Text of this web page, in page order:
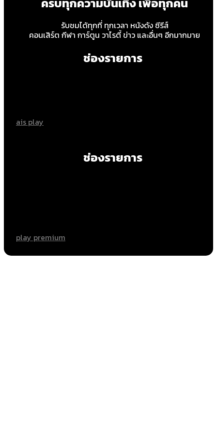
รับชมได้ทุกที่ ทุกเวลา หนังดัง ซีรีส์
คอนเสิร์ต กีฬา การ์ตูน วาไรตี้ ข่าว และอื่นๆ อีกมากมาย
ช่องรายการ
ais play
ช่องรายการ
play premium